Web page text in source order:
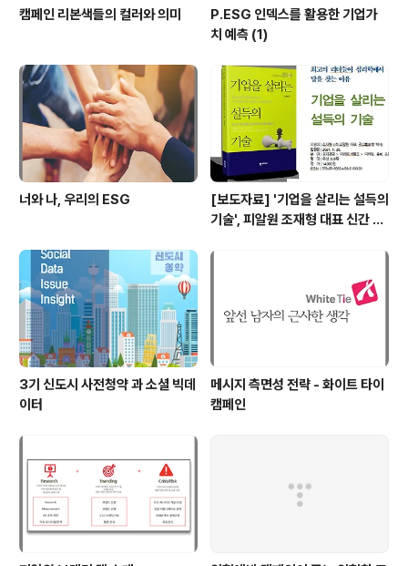
캠페인 리본색들의 컬러와 의미
P.ESG 인덱스를 활용한 기업가
치 예측 (1)
너와 나, 우리의 ESG
[보도자료] '기업을 살리는 설득의
기술', 피알원 조재형 대표 신간 출
3기 신도시 사전청약 과 소셜 빅데
이터
메시지 측면성 전략 - 화이트 타이
캠페인